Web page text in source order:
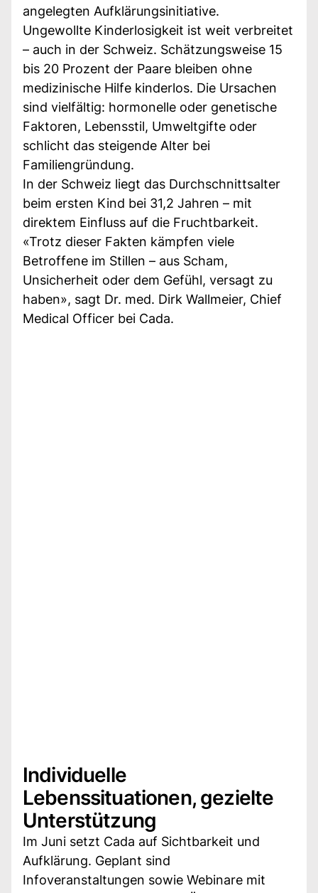
angelegten Aufklärungsinitiative.
Ungewollte Kinderlosigkeit ist weit verbreitet
– auch in der Schweiz. Schätzungsweise 15
bis 20 Prozent der Paare bleiben ohne
medizinische Hilfe kinderlos. Die Ursachen
sind vielfältig: hormonelle oder genetische
Faktoren, Lebensstil, Umweltgifte oder
schlicht das steigende Alter bei
Familiengründung.
In der Schweiz liegt das Durchschnittsalter
beim ersten Kind bei 31,2 Jahren – mit
direktem Einfluss auf die Fruchtbarkeit.
«Trotz dieser Fakten kämpfen viele
Betroffene im Stillen – aus Scham,
Unsicherheit oder dem Gefühl, versagt zu
haben», sagt Dr. med. Dirk Wallmeier, Chief
Medical Officer bei Cada.
Individuelle
Lebenssituationen, gezielte
Unterstützung
Im Juni setzt Cada auf Sichtbarkeit und
Aufklärung. Geplant sind
Infoveranstaltungen sowie Webinare mit